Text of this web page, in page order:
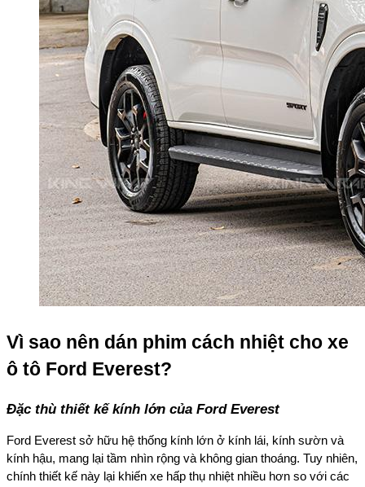
Vì sao nên dán phim cách nhiệt cho xe
ô tô Ford Everest?
Đặc thù thiết kế kính lớn của Ford Everest
Ford Everest sở hữu hệ thống kính lớn ở kính lái, kính sườn và
kính hậu, mang lại tầm nhìn rộng và không gian thoáng. Tuy nhiên,
chính thiết kế này lại khiến xe hấp thụ nhiệt nhiều hơn so với các